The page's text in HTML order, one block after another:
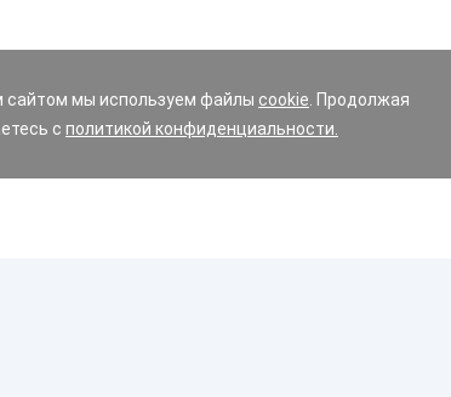
мы используем файлы cookie . Продолжая
с политикой конфиденциальности.